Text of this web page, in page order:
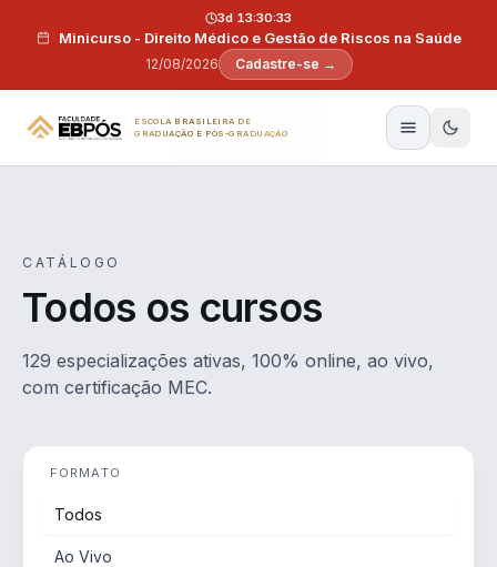
Minicurso - Direito Médico e Gestão de Riscos na Saúde
12/08/2026
3d 13:30:32
Cadastre-se →
ESCOLA BRASILEIRA DE
GRADUAÇÃO E PÓS-GRADUAÇÃO
CATÁLOGO
Todos os cursos
129 especializações ativas, 100% online, ao vivo,
com certificação MEC.
FORMATO
Todos
Ao Vivo